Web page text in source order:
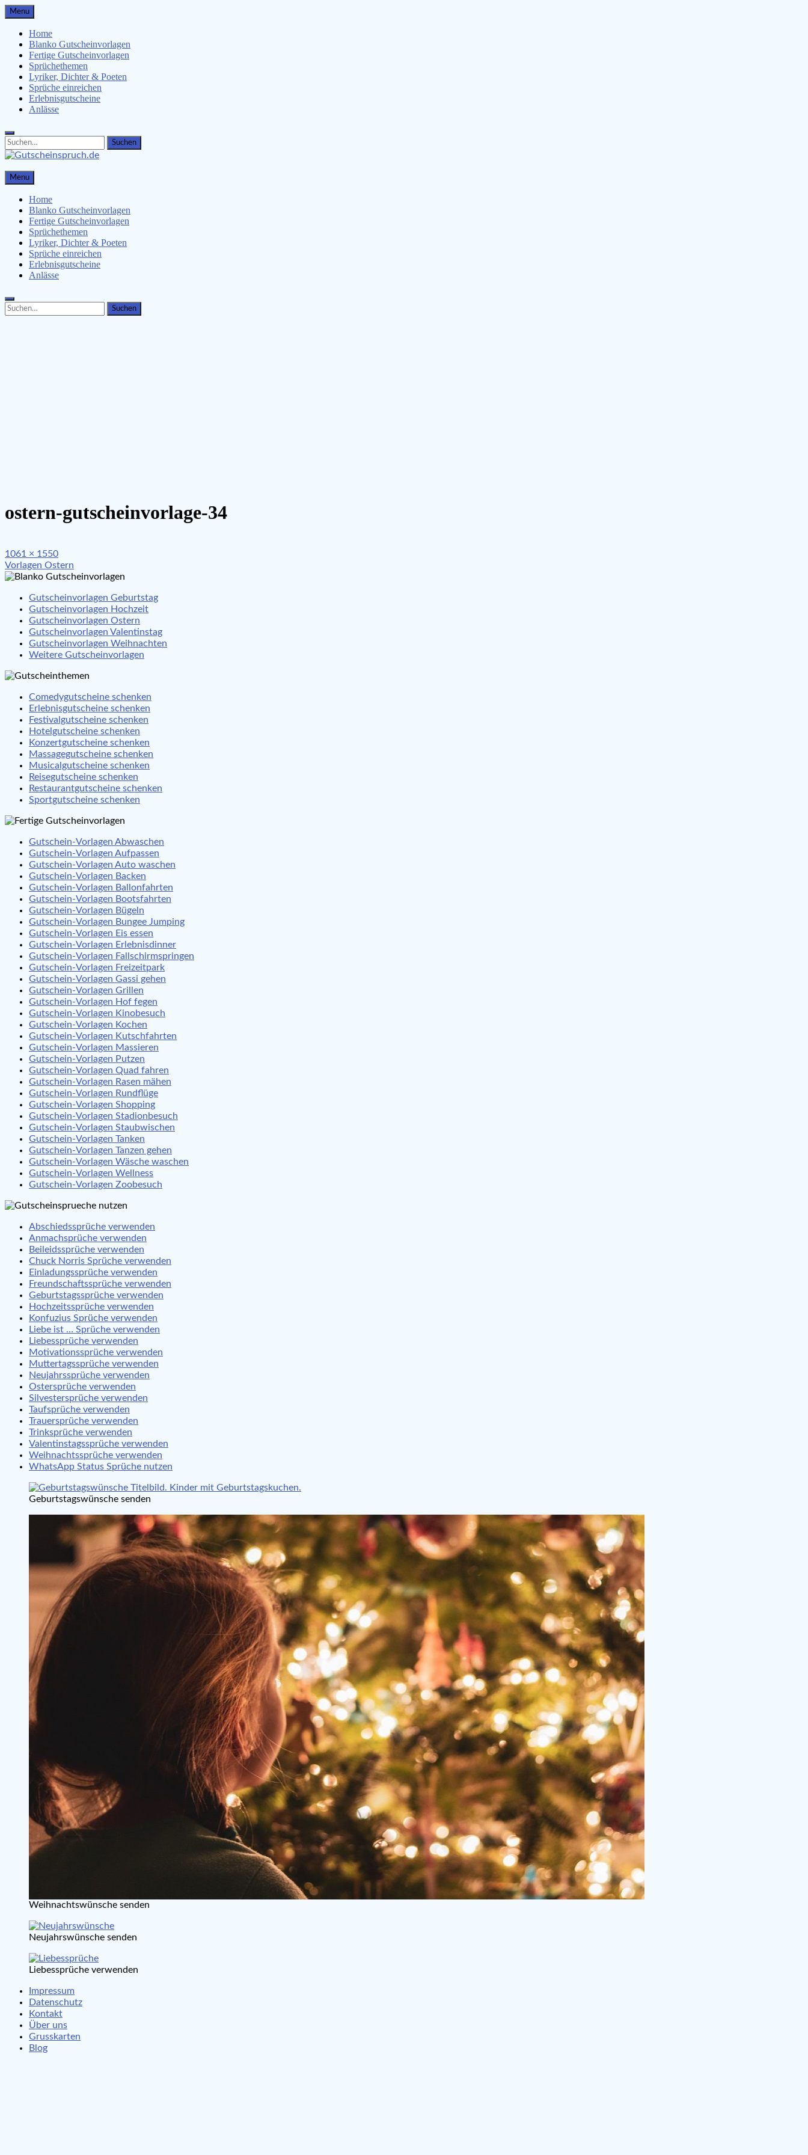
Skip
to
content
Menu
Home
Blanko Gutscheinvorlagen
Fertige Gutscheinvorlagen
Sprüchethemen
Lyriker, Dichter & Poeten
Sprüche einreichen
Erlebnisgutscheine
Anlässe
Search
for:
Search
Gutscheinspruch.de
Gutscheinsprüche & Gutscheinvorlagen finden
Menu
Home
Blanko Gutscheinvorlagen
Fertige Gutscheinvorlagen
Sprüchethemen
Lyriker, Dichter & Poeten
Sprüche einreichen
Erlebnisgutscheine
Anlässe
Search
for:
Search
ostern-gutscheinvorlage-34
Full
size
1061 × 1550
Beitragsnavigation
Vorlagen Ostern
Gutscheinvorlagen Geburtstag
Gutscheinvorlagen Hochzeit
Gutscheinvorlagen Ostern
Gutscheinvorlagen Valentinstag
Gutscheinvorlagen Weihnachten
Weitere Gutscheinvorlagen
Comedygutscheine schenken
Erlebnisgutscheine schenken
Festivalgutscheine schenken
Hotelgutscheine schenken
Konzertgutscheine schenken
Massagegutscheine schenken
Musicalgutscheine schenken
Reisegutscheine schenken
Restaurantgutscheine schenken
Sportgutscheine schenken
Gutschein-Vorlagen Abwaschen
Gutschein-Vorlagen Aufpassen
Gutschein-Vorlagen Auto waschen
Gutschein-Vorlagen Backen
Gutschein-Vorlagen Ballonfahrten
Gutschein-Vorlagen Bootsfahrten
Gutschein-Vorlagen Bügeln
Gutschein-Vorlagen Bungee Jumping
Gutschein-Vorlagen Eis essen
Gutschein-Vorlagen Erlebnisdinner
Gutschein-Vorlagen Fallschirmspringen
Gutschein-Vorlagen Freizeitpark
Gutschein-Vorlagen Gassi gehen
Gutschein-Vorlagen Grillen
Gutschein-Vorlagen Hof fegen
Gutschein-Vorlagen Kinobesuch
Gutschein-Vorlagen Kochen
Gutschein-Vorlagen Kutschfahrten
Gutschein-Vorlagen Massieren
Gutschein-Vorlagen Putzen
Gutschein-Vorlagen Quad fahren
Gutschein-Vorlagen Rasen mähen
Gutschein-Vorlagen Rundflüge
Gutschein-Vorlagen Shopping
Gutschein-Vorlagen Stadionbesuch
Gutschein-Vorlagen Staubwischen
Gutschein-Vorlagen Tanken
Gutschein-Vorlagen Tanzen gehen
Gutschein-Vorlagen Wäsche waschen
Gutschein-Vorlagen Wellness
Gutschein-Vorlagen Zoobesuch
Abschiedssprüche verwenden
Anmachsprüche verwenden
Beileidssprüche verwenden
Chuck Norris Sprüche verwenden
Einladungssprüche verwenden
Freundschaftssprüche verwenden
Geburtstagssprüche verwenden
Hochzeitssprüche verwenden
Konfuzius Sprüche verwenden
Liebe ist … Sprüche verwenden
Liebessprüche verwenden
Motivationssprüche verwenden
Muttertagssprüche verwenden
Neujahrssprüche verwenden
Ostersprüche verwenden
Silvestersprüche verwenden
Taufsprüche verwenden
Trauersprüche verwenden
Trinksprüche verwenden
Valentinstagssprüche verwenden
Weihnachtssprüche verwenden
WhatsApp Status Sprüche nutzen
Geburtstagswünsche senden
Weihnachtswünsche senden
Neujahrswünsche senden
Liebessprüche verwenden
Impressum
Datenschutz
Kontakt
Über uns
Grusskarten
Blog